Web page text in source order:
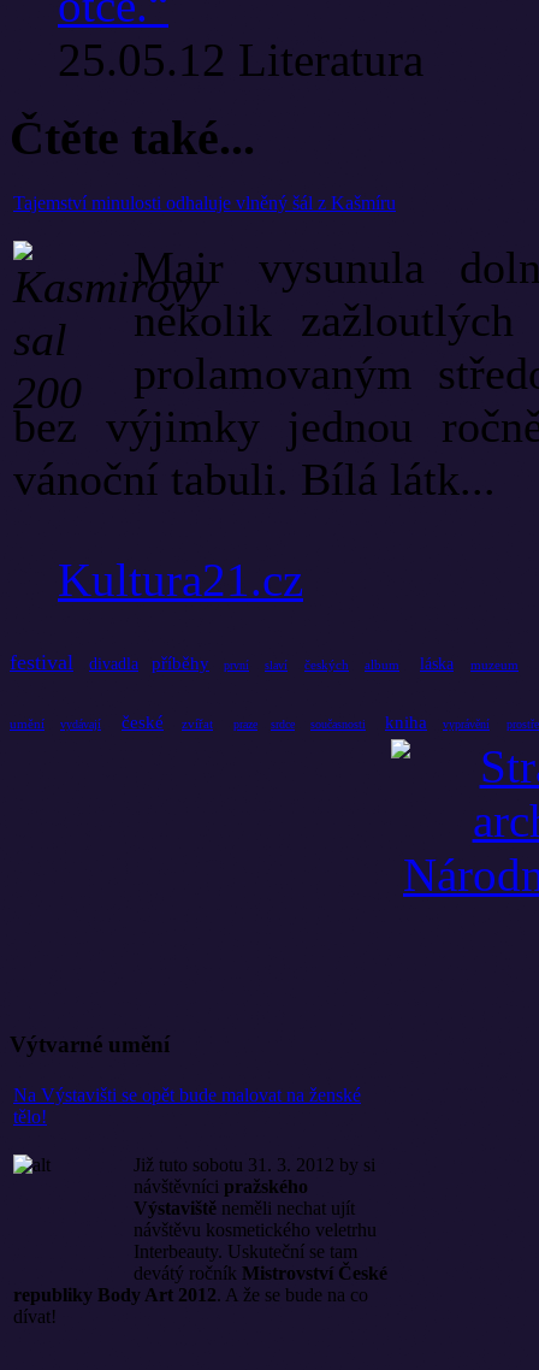
25.05.12 Literatura
Čtěte také...
Tajemství minulosti odhaluje vlněný šál z Kašmíru
Mair vysunula
několik
prolamovaným
bez výjimky jednou
vánoční tabuli. Bílá látk...
Kultura21.cz
festival divadla příběhy první slaví českých album láska muzeum
umění vydávají české zvířat praze srdce současnosti kniha vyprávění
Výtvarné umění
Na Výstavišti se opět bude malovat na ženské
tělo!
Již tuto sobotu 31. 3. 2012 by si
návštěvníci pražského
Výstaviště neměli nechat ujít
návštěvu kosmetického veletrhu
Interbeauty. Uskuteční se tam
devátý ročník Mistrovství České
republiky Body Art 2012. A že se bude na co
dívat!